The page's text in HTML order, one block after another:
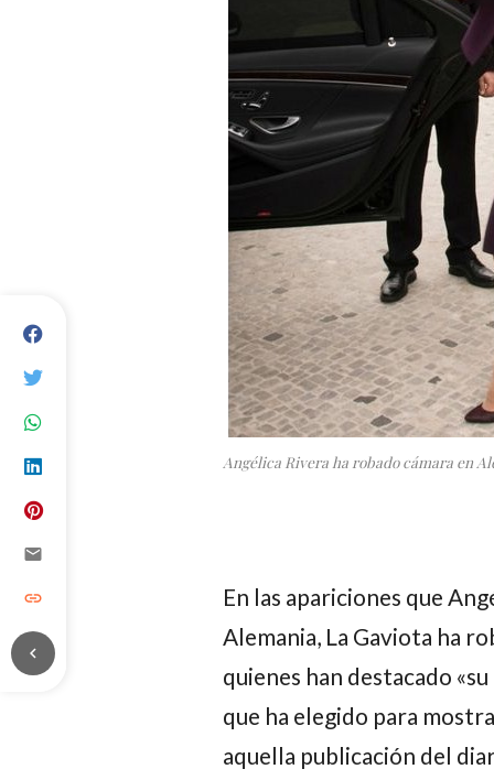
email
link
chevron_left
Angélica Rivera ha robado cámara en
En las apariciones que
Alemania, La Gaviota ha
quienes han destacado
que ha elegido para
aquella publicación del